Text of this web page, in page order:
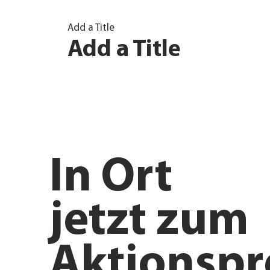
jetzt zum
In Ort
Add a Title
Add a Title